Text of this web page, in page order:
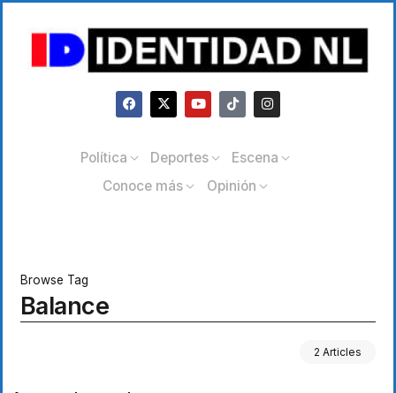
Política Deportes
Escena
Conoce más
Opinión
Browse Tag
Balance
2 Articles